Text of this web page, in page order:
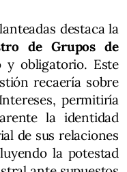
destaca la
de Grupos de
y obligatorio. Este
recaería sobre
permitiría
la identidad
de sus relaciones
la potestad